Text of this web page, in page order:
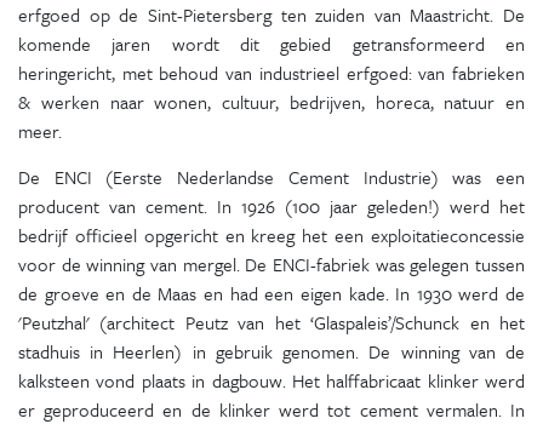
erfgoed op de Sint-Pietersberg ten zuiden van Maastricht. De
komende jaren wordt dit gebied getransformeerd en
heringericht, met behoud van industrieel erfgoed: van fabrieken
& werken naar wonen, cultuur, bedrijven, horeca, natuur en
meer.
De ENCI (Eerste Nederlandse Cement Industrie) was een
producent van cement. In 1926 (100 jaar geleden!) werd het
bedrijf officieel opgericht en kreeg het een exploitatieconcessie
voor de winning van mergel. De ENCI-fabriek was gelegen tussen
de groeve en de Maas en had een eigen kade. In 1930 werd de
'Peutzhal' (architect Peutz van het ‘Glaspaleis’/Schunck en het
stadhuis in Heerlen) in gebruik genomen. De winning van de
kalksteen vond plaats in dagbouw. Het halffabricaat klinker werd
er geproduceerd en de klinker werd tot cement vermalen. In